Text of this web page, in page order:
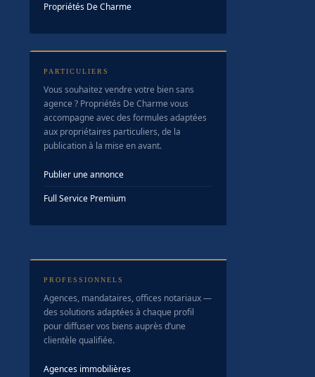
Propriétés De Charme
PARTICULIERS
Vous souhaitez vendre votre bien sans
agence ? Propriétés De Charme vous
accompagne avec des formules adaptées
aux propriétaires particuliers, de la
publication à la mise en avant.
Publier une annonce
Full Service Premium
PROFESSIONNELS
Agences, mandataires, offices notariaux —
des solutions adaptées à chaque profil
pour diffuser vos biens auprès d’une
clientèle qualifiée.
Agences immobilières